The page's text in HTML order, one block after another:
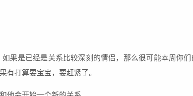
果是已经是关系比较深刻的情侣，那么很可能本周你
有打算要宝宝，要赶紧了。